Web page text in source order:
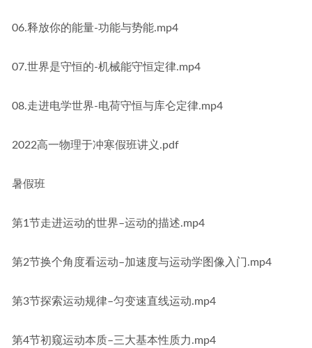
06.释放你的能量-功能与势能.mp4
07.世界是守恒的-机械能守恒定律.mp4
08.走进电学世界-电荷守恒与库仑定律.mp4
2022高一物理于冲寒假班讲义.pdf
暑假班
第1节走进运动的世界–运动的描述.mp4
第2节换个角度看运动–加速度与运动学图像入门.mp4
第3节探索运动规律–匀变速直线运动.mp4
第4节初窥运动本质–三大基本性质力.mp4